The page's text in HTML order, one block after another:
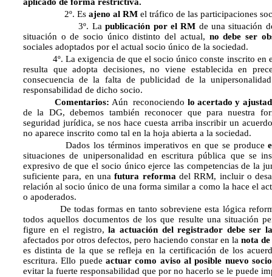
aplicado de forma restrictiva.
2º. Es ajeno al RM el tráfico de las participaciones
3º. Lapublicación por el RM de una situación
situación o de socio único distinto del actual, no debe ser
sociales adoptados por el actual socio único de la sociedad.
4º. La exigencia de que el socio único conste inscrito en el
resulta que adopta decisiones, no viene establecida en
consecuencia de la falta de publicidad de la
responsabilidad de dicho socio.
Comentarios: Aún reconociendo lo acertado y
de la DG, debemos también reconocer que para nuestra
seguridad jurídica, se nos hace cuesta arriba inscribir un
no aparece inscrito como tal en la hoja abierta a la sociedad.
Dados los términos imperativos en que se produce
situaciones de unipersonalidad en escritura pública que se
expresivo de que el socio único ejerce las competencias de la
suficiente para, en unafutura reformadel RRM, incluir o
relación al socio único de una forma similar a como la hace el
o apoderados.
De todas formas en tanto sobreviene esta lógica
todos aquellos documentos de los que resulte una situación
figure en el registro,la actuación del registrador debe ser
afectados por otros defectos, pero haciendo constar en lanota de
es distinta de la que se refleja en la certificación de los
escritura. Ello puede actuar como aviso al posible nuevo
evitar la fuerte responsabilidad que por no hacerlo se le puede